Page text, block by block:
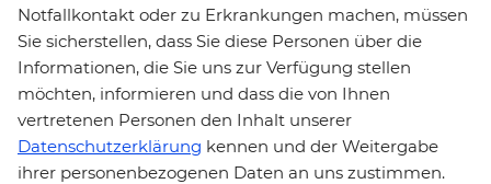
Notfallkontakt oder zu Erkrankungen machen, müssen
Sie sicherstellen, dass Sie diese Personen über die
Informationen, die Sie uns zur Verfügung stellen
möchten, informieren und dass die von Ihnen
vertretenen Personen den Inhalt unserer
Datenschutzerklärung kennen und der Weitergabe
ihrer personenbezogenen Daten an uns zustimmen.